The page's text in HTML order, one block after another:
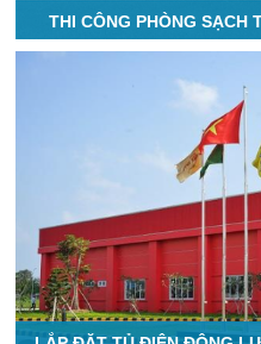
THI CÔNG PHÒNG SẠCH